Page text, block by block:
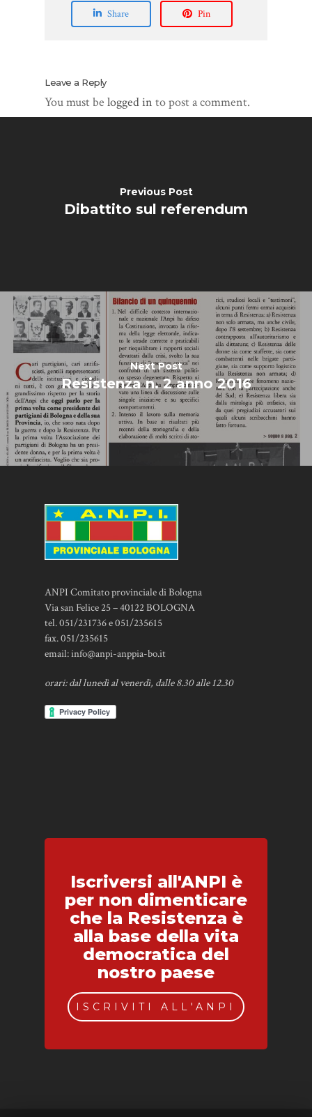
Share Pin
Leave a Reply
You must be logged in to post a comment.
Previous Post
Dibattito sul referendum
Next Post
Resistenza n. 2 anno 2016
ANPI Comitato provinciale di Bologna
Via san Felice 25 – 40122 BOLOGNA
tel. 051/231736 e 051/235615
fax. 051/235615
email:info@anpi-anppia-bo.it
orari: dal lunedì al venerdì, dalle 8.30 alle 12.30
Iscriversi all'ANPI è
per non dimenticare
che la Resistenza è
alla base della vita
democratica del
nostro paese
ISCRIVITI ALL'ANPI